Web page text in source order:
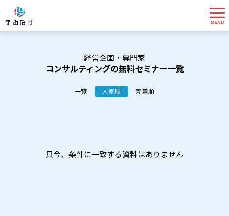
経営企画・専門家
コンサルティングの無料セミナー一覧
一覧 人気順 新着順
只今、条件に一致する資料はありません